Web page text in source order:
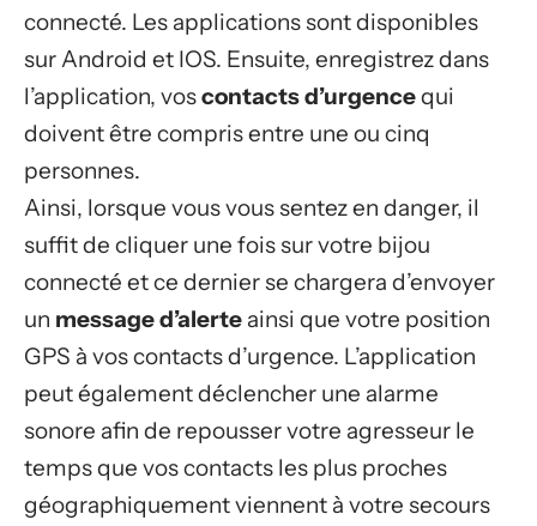
connecté. Les applications sont disponibles
sur Android et IOS. Ensuite, enregistrez dans
l’application, voscontacts d’urgencequi
doivent être compris entre une ou cinq
personnes.
Ainsi, lorsque vous vous sentez en danger, il
suffit de cliquer une fois sur votre bijou
connecté et ce dernier se chargera d’envoyer
un message d’alerte ainsi que votre position
GPS à vos contacts d’urgence. L’application
peut également déclencher une alarme
sonore afin de repousser votre agresseur le
temps que vos contacts les plus proches
géographiquement viennent à votre secours